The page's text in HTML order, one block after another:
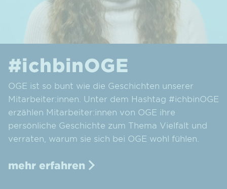
#ichbinOGE
OGE ist so bunt wie die Geschichten unserer
Mitarbeiter:innen. Unter dem Hashtag #ichbinOGE
erzählen Mitarbeiter:innen von OGE ihre
persönliche Geschichte zum Thema Vielfalt und
verraten, warum sie sich bei OGE wohl fühlen.
mehr erfahren